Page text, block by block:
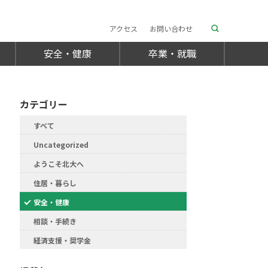
アクセス お問い合わせ
安全・健康 卒業・就職
カテゴリー
すべて
Uncategorized
ようこそ北大へ
住居・暮らし
安全・健康
相談・手続き
経済支援・奨学金